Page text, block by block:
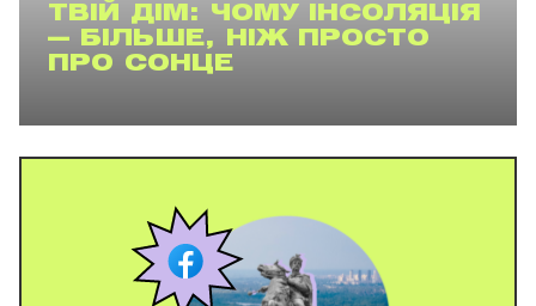
ТВІЙ ДІМ: ЧОМУ ІНСОЛЯЦІЯ
— БІЛЬШЕ, НІЖ ПРОСТО
ПРО СОНЦЕ